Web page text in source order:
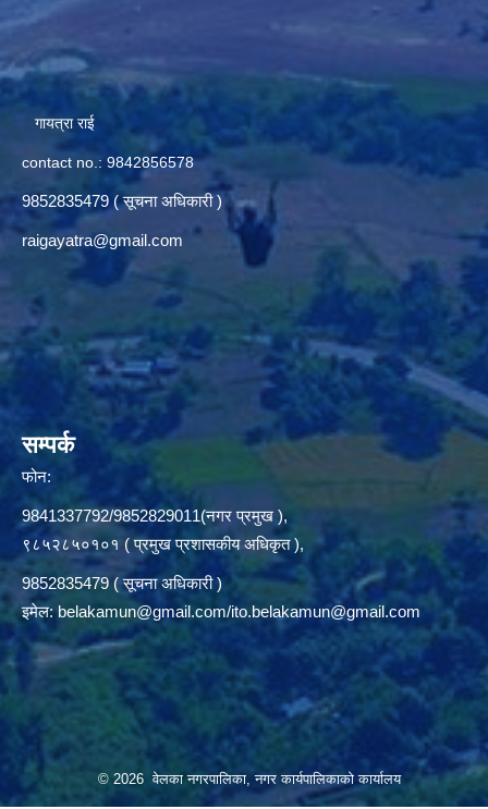
गायत्रा राई
contact no.: 9842856578
9852835479 ( सूचना अधिकारी )
raigayatra@gmail.com
सम्पर्क
फोन:
9841337792/9852829011(नगर प्रमुख ),
९८५२८५०१०१ ( प्रमुख प्रशासकीय अधिकृत ),
9852835479 ( सूचना अधिकारी )
इमेल:belakamun@gmail.com/ito.belakamun@gmail.com
© 2026 वेलका नगरपालिका, नगर कार्यपालिकाको कार्यालय